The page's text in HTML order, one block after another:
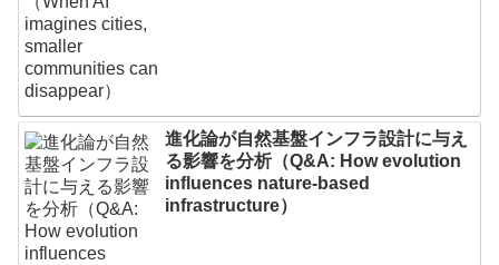
進化論が自然基盤インフラ設計に与え
る影響を分析（Q&A: How evolution
influences nature-based
infrastructure）